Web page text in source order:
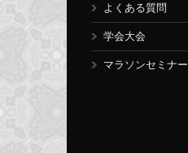
よくある質問
学会大会
マラソンセミナー